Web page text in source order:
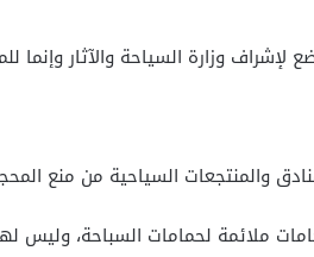
وزارة السياحة والآثار وإنما
والمنتجعات السياحية من منع
ملائمة لحمامات السباحة، وليس